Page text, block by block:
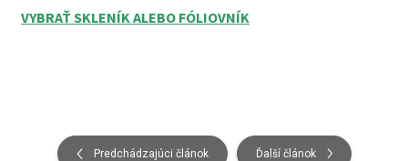
VYBRAŤ SKLENÍK ALEBO FÓLIOVNÍK
Predchádzajúci článok Ďalší článok